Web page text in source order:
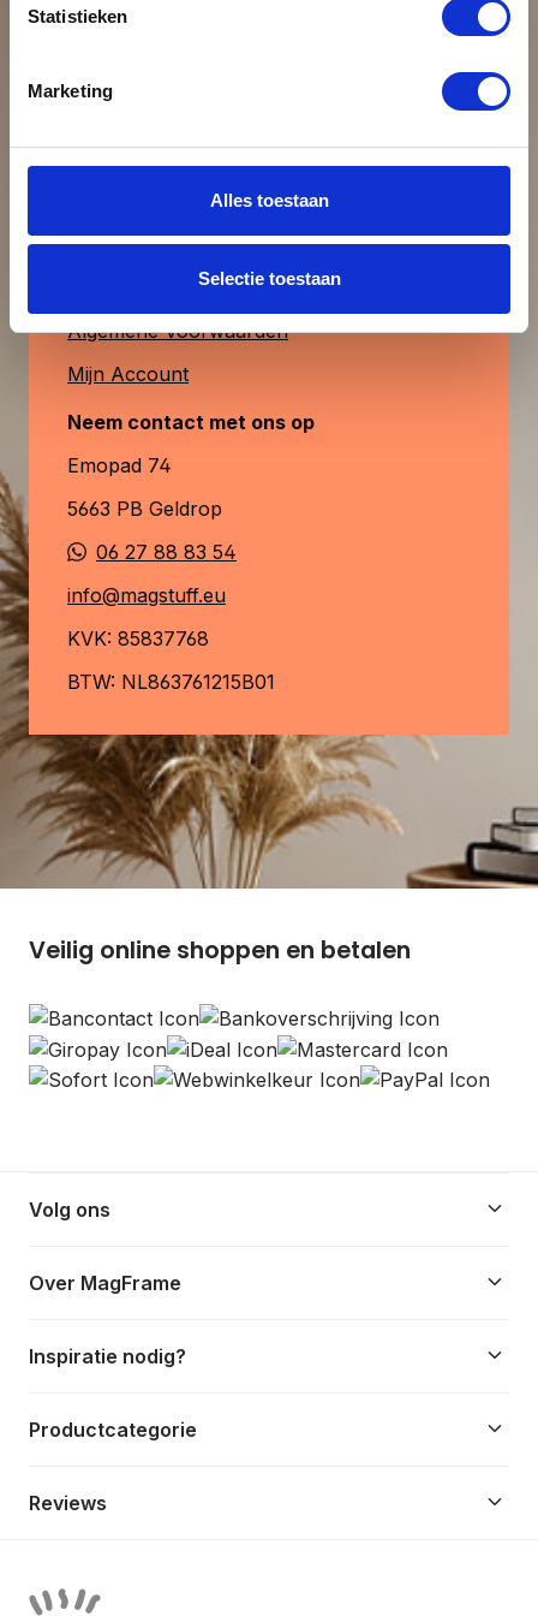
Statistieken
Marketing
Alles toestaan
Selectie toestaan
uiteraard ook verkrijgbaar. MagFrame-less
duurzame en aanpasbare fotopresentatie.
taal.
uw inzichten met anderen.
Klantenservice
Heb je vragen?
Contactformulier
Veelgestelde Vragen
Algemene Voorwaarden
Mijn Account
Neem contact met ons op
Emopad 74
5663 PB Geldrop
06 27 88 83 54
info@magstuff.eu
KVK: 85837768
BTW: NL863761215B01
Veilig online shoppen en betalen
Volg ons keyboard_arrow_down
Over MagFrame keyboard_arrow_down
Inspiratie nodig? keyboard_arrow_down
Productcategorie keyboard_arrow_down
Reviews keyboard_arrow_down